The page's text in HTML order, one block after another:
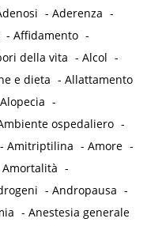
-Aderenza -
-Affidamento -
della vita -Alcol -
e dieta -Allattamento
Alopecia -
ospedaliero -
-Amitriptilina -Amore -
Amortalità -
-Andropausa -
-Anestesia generale